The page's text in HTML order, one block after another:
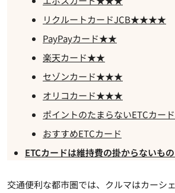
リクルートカードJCB★★★★
PayPayカード★★
楽天カード★★
セゾンカード★★★
オリコカード★★★
ポイントのたまらないETCカー
おすすめETCカード
ETCカードは維持費の掛からないも
交通便利な都市圏では、クルマはカーシ